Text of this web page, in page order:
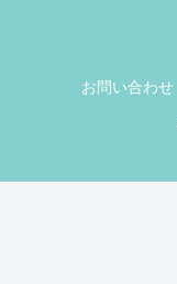
お問い合わせ